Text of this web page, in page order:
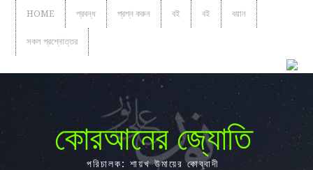
HOME প্রবন্ধ প্রশ্ন করুন বই বই বয়ান
সকল প্রশ্নোত্তর
কোরআনের জ্যোতি
পরিচালক: শায়খ উমায়ের কোব্বাদী